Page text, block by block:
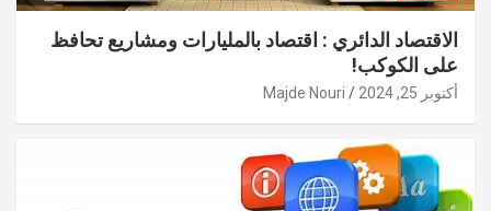
الاقتصاد الدائري : اقتصاد بالمليارات ومشاريع تحافظ
على الكوكب!
أكتوبر 25, 2024 Majde Nouri